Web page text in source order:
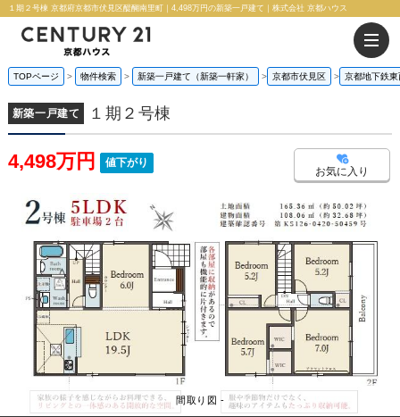
１期２号棟 京都府京都市伏見区醍醐南里町｜4,498万円の新築一戸建て｜株式会社 京都ハウス
TOPページ 物件検索 新築一戸建て（新築一軒家） 京都市伏見区 京都地下鉄東
新築一戸建て １期２号棟
4,498万円 値下がり
お気に入り
間取り図 -